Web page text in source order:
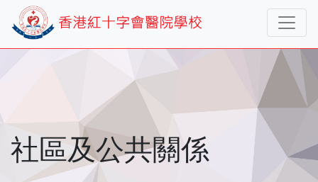
社區及公共關係